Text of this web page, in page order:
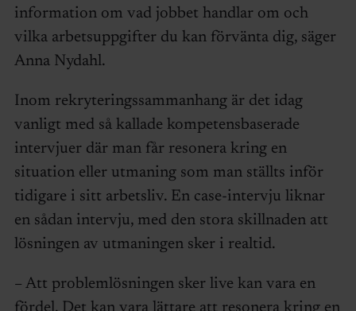
information om vad jobbet handlar om och
vilka arbetsuppgifter du kan förvänta dig, säger
Anna Nydahl.
Inom rekryteringssammanhang är det idag
vanligt med så kallade kompetensbaserade
intervjuer där man får resonera kring en
situation eller utmaning som man ställts inför
tidigare i sitt arbetsliv. En case-intervju liknar
en sådan intervju, med den stora skillnaden att
lösningen av utmaningen sker i realtid.
– Att problemlösningen sker live kan vara en